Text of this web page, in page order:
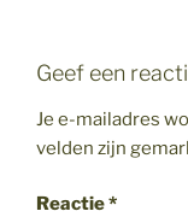
Geef een
Je e-mailadres
velden zijn
Reactie*